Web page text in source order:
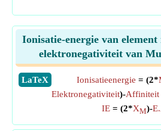
Ionisatie-energie van
elektronegativiteit van
​LaTeX Ionisatieenergie = (2*
Elektronegativiteit)-Affiniteit
IE= (2*XM)-